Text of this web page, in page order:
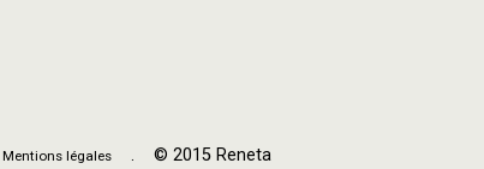
Mentions légales . © 2015 Reneta